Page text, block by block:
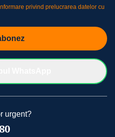
privind prelucrarea datelor cu
urgent?